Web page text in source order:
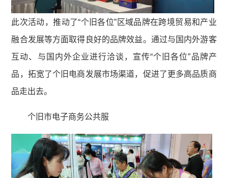
此次活动，推动了“个旧各位”区域品牌在跨境贸易和产业
融合发展等方面取得良好的品牌效益。通过与国内外游客
互动、与国内外企业进行洽谈，宣传“个旧各位”品牌产
品，拓宽了个旧电商发展市场渠道，促进了更多高品质商
品走出去。
个旧市电子商务公共服